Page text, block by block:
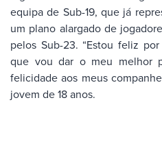
equipa de Sub-19, que já
um plano alargado de
pelos Sub-23. “Estou feliz
que vou dar o meu melhor
felicidade aos meus
jovem de 18 anos.